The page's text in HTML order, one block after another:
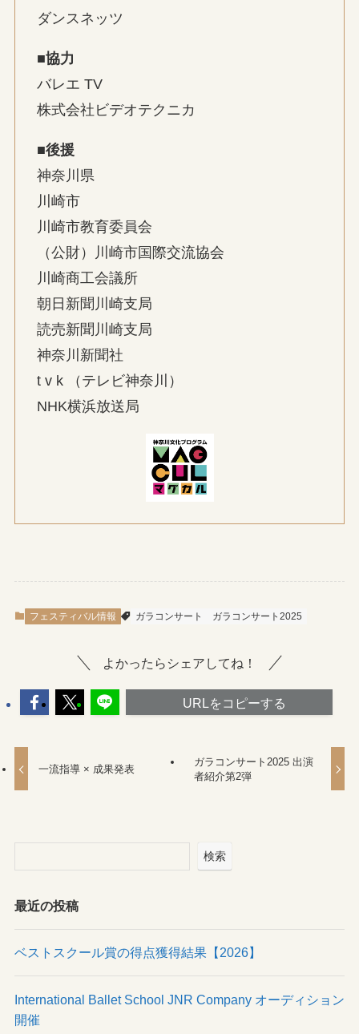
ダンスネッツ
■協力
バレエ TV
株式会社ビデオテクニカ
■後援
神奈川県
川崎市
川崎市教育委員会
（公財）川崎市国際交流協会
川崎商工会議所
朝日新聞川崎支局
読売新聞川崎支局
神奈川新聞社
t v k （テレビ神奈川）
NHK横浜放送局
フェスティバル情報 ガラコンサート ガラコンサート2025
よかったらシェアしてね！
URLをコピーする
一流指導 × 成果発表
ガラコンサート2025 出演
者紹介第2弾
検索
最近の投稿
ベストスクール賞の得点獲得結果【2026】
International Ballet School JNR Company オーディション
開催